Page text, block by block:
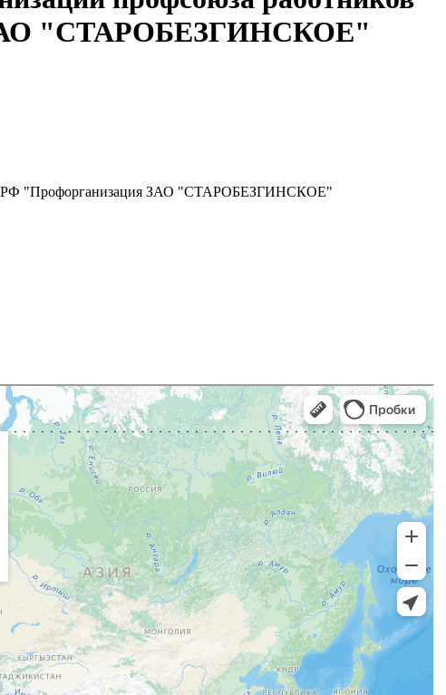
ЗАО "СТАРОБЕЗГИНСКОЕ"
РФ "Профорганизация ЗАО "СТАРОБЕЗГИНСКОЕ"